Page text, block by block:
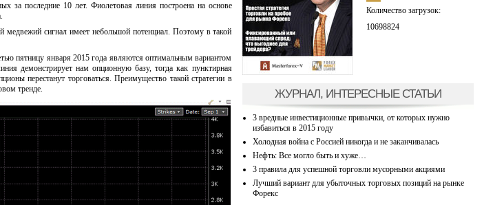
за последние 10 лет. Фиолетовая линия построена на основе
3 года.
сигнал имеет небольшой потенциал. Поэтому в такой
пятницу января 2015 года являются оптимальным вариантом
демонстрирует нам опционную базу, тогда как пунктирная
перестанут торговаться. Преимущество такой стратегии в
тренде.
Количество загрузок:
10698824
ЖУРНАЛ, ИНТЕРЕСНЫЕ СТАТЬИ
3 вредные инвестиционные привычки, от которых нужно
избавиться в 2015 году
Холодная война с Россией никогда и не заканчивалась
Нефть: Все могло быть и хуже…
3 правила для успешной торговли мусорными акциями
Лучший вариант для убыточных торговых позиций на рынке
Форекс